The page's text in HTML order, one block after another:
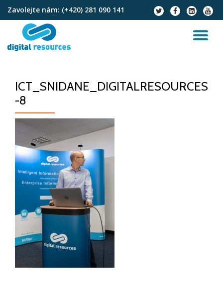
Přeskočit
obsah
Zavolejte nám: (+420) 281 090 141
fa-
twitter
fa-
facebook
fa-
linkedin-
square
fa-
ICT_SNIDANE_DIGITALRESOURCES
-8